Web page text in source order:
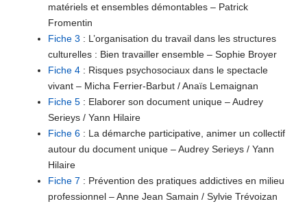
matériels et ensembles démontables – Patrick
Fromentin
Fiche 3 : L’organisation du travail dans les structures
culturelles : Bien travailler ensemble – Sophie Broyer
Fiche 4 : Risques psychosociaux dans le spectacle
vivant – Micha Ferrier-Barbut / Anaïs Lemaignan
Fiche 5 : Elaborer son document unique – Audrey
Serieys / Yann Hilaire
Fiche 6 : La démarche participative, animer un collectif
autour du document unique – Audrey Serieys / Yann
Hilaire
Fiche 7 : Prévention des pratiques addictives en milieu
professionnel – Anne Jean Samain / Sylvie Trévoizan